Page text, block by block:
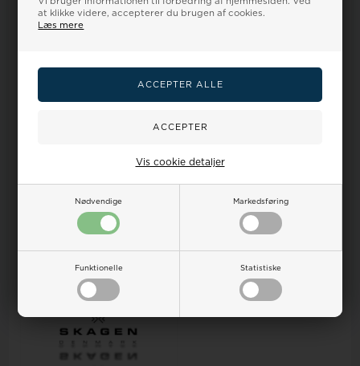
at klikke videre, accepterer du brugen af cookies.
Læs mere
Nødvendige Markedsføring
Funktionelle Statistiske
Vis cookie detaljer
passer til dit ur - SKIFT SELV
Vejl. udsalgspris
249,00DKK
VÆLG VARIANT
passer til dit ur - SKIFT SELV
249,00DKK
VÆLG VARIANT